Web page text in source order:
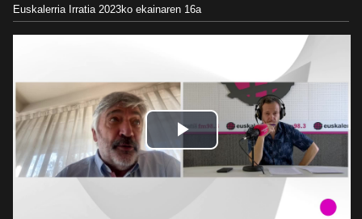
Euskalerria Irratia 2023ko ekainaren 16a